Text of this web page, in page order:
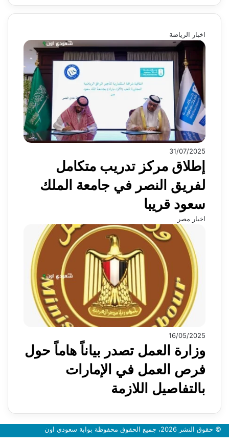
اخبار الرياضة
31/07/2025
إطلاق مركز تدريب متكامل
لفريق النصر في جامعة الملك
سعود قريبا
اخبار مصر
16/05/2025
وزارة العمل تصدر بياناً هاماً حول
فرص العمل في الإمارات
بالتفاصيل اللازمة
© حقوق النشر 2026، جميع الحقوق محفوظة بوابة سعودي اون